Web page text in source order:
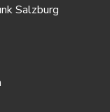
Salzburg